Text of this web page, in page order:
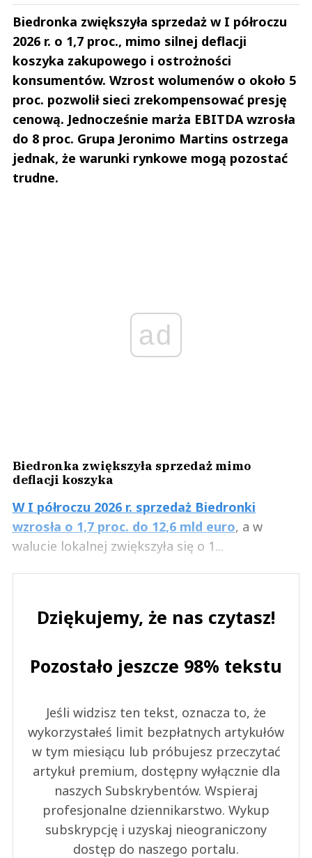
Biedronka zwiększyła sprzedaż w I półroczu
2026 r. o 1,7 proc., mimo silnej deflacji
koszyka zakupowego i ostrożności
konsumentów. Wzrost wolumenów o około 5
proc. pozwolił sieci zrekompensować presję
cenową. Jednocześnie marża EBITDA wzrosła
do 8 proc. Grupa Jeronimo Martins ostrzega
jednak, że warunki rynkowe mogą pozostać
trudne.
ad
Biedronka zwiększyła sprzedaż mimo
deflacji koszyka
W I półroczu 2026 r. sprzedaż Biedronki
wzrosła o 1,7 proc. do 12,6 mld euro, a w
walucie lokalnej zwiększyła się o 1...
Dziękujemy, że nas czytasz!
Pozostało jeszcze 98% tekstu
Jeśli widzisz ten tekst, oznacza to, że
wykorzystałeś limit bezpłatnych artykułów
w tym miesiącu lub próbujesz przeczytać
artykuł premium, dostępny wyłącznie dla
naszych Subskrybentów. Wspieraj
profesjonalne dziennikarstwo. Wykup
subskrypcję i uzyskaj nieograniczony
dostęp do naszego portalu.